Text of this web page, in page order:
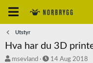
Utstyr
Hva har du 3D
T
msevland
S14 Aug 2018